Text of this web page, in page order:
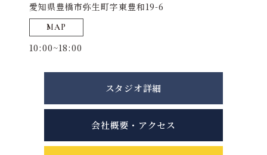
愛知県豊橋市弥生町字東豊和19-6
MAP
10:00~18:00
スタジオ詳細
会社概要・アクセス